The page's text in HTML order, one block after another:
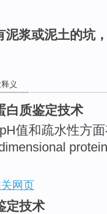
泥浆或泥土的坑
义
白质鉴定技术
值和疏水性方
网页
定技术